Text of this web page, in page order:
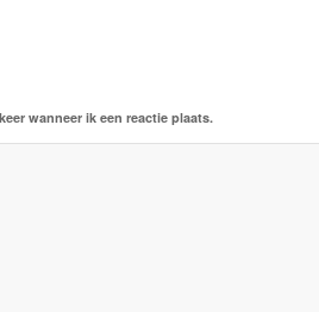
wanneer ik een reactie plaats.